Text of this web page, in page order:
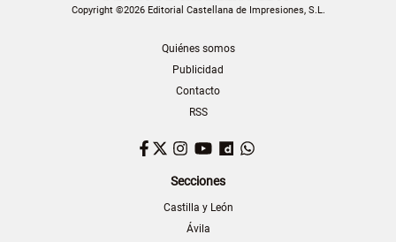
Copyright ©2026 Editorial Castellana de Impresiones, S.L.
Quiénes somos
Publicidad
Contacto
RSS
Facebook
TwitterInstagram
YouTubeDailymotion
Secciones
Castilla y León
Ávila